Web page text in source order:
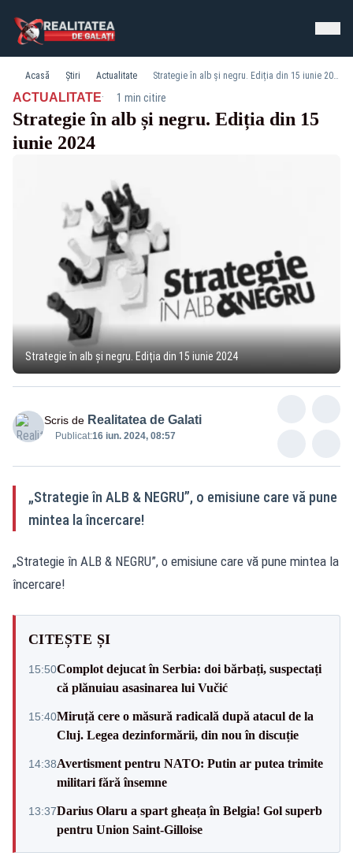
Acasă Știri Actualitate Strategie în alb și negru. Ediția din 15 iunie 2024
ACTUALITATE· 1 min citire
Strategie în alb și negru. Ediția din 15
iunie 2024
Strategie în alb și negru. Ediția din 15 iunie 2024
Scris de Realitatea de Galati
Publicat:16 iun. 2024, 08:57
„Strategie în ALB & NEGRU”, o emisiune care vă pune
mintea la încercare!
„Strategie în ALB & NEGRU”, o emisiune care vă pune mintea la
încercare!
CITEȘTE ȘI
15:50Complot dejucat în Serbia: doi bărbați, suspectați
că plănuiau asasinarea lui Vučić
15:40Miruță cere o măsură radicală după atacul de la
Cluj. Legea dezinformării, din nou în discuție
14:38Avertisment pentru NATO: Putin ar putea trimite
militari fără însemne
13:37Darius Olaru a spart gheața în Belgia! Gol superb
pentru Union Saint-Gilloise